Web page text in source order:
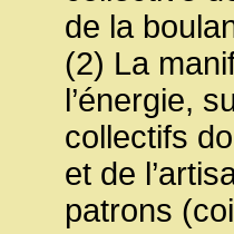
de la
(2) La
l’énergie,
collectifs
et de
patrons